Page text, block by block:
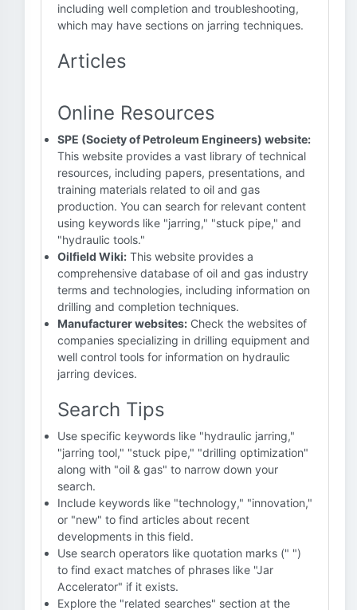
including well completion and troubleshooting,
which may have sections on jarring techniques.
Articles
Online Resources
SPE (Society of Petroleum Engineers) website:
This website provides a vast library of technical
resources, including papers, presentations, and
training materials related to oil and gas
production. You can search for relevant content
using keywords like "jarring," "stuck pipe," and
"hydraulic tools."
Oilfield Wiki: This website provides a
comprehensive database of oil and gas industry
terms and technologies, including information on
drilling and completion techniques.
Manufacturer websites: Check the websites of
companies specializing in drilling equipment and
well control tools for information on hydraulic
jarring devices.
Search Tips
Use specific keywords like "hydraulic jarring,"
"jarring tool," "stuck pipe," "drilling optimization"
along with "oil & gas" to narrow down your
search.
Include keywords like "technology," "innovation,"
or "new" to find articles about recent
developments in this field.
Use search operators like quotation marks (" ")
to find exact matches of phrases like "Jar
Accelerator" if it exists.
Explore the "related searches" section at the